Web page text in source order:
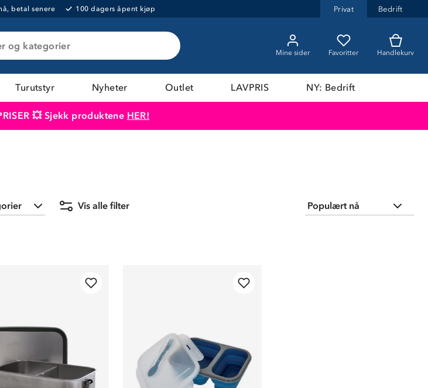
betal senere 100 dagers åpent kjøp Privat Bedrift
og kategorier
Mine sider Favoritter Handlekurv
Turutstyr Nyheter Outlet LAVPRIS NY: Bedrift
💥 Sjekk produktene HER!
Vis alle filter